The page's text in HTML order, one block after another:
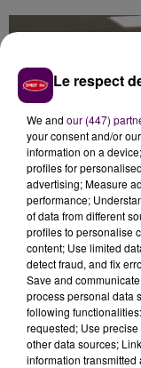
L'ESPOIR
AU
Le respect
We and our (447)
your consent and/or
information on a
profiles for
advertising; Measure
performance;
of data from different
profiles to personalise
content; Use limited
detect fraud, and fix
Save and
process personal data
following
requested; Use
other data sources;
information transmitted